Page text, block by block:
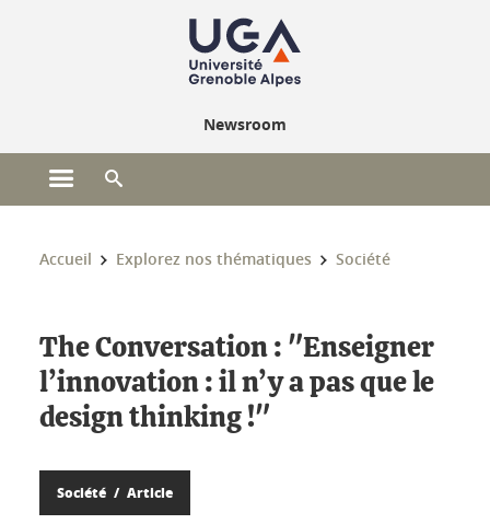
Newsroom
Ouvrir le menu principal
Vous êtes ici :
Accueil Explorez nos thématiques Société
The Conversation : "Enseigner
l’innovation : il n’y a pas que le
design thinking !"
Société Article